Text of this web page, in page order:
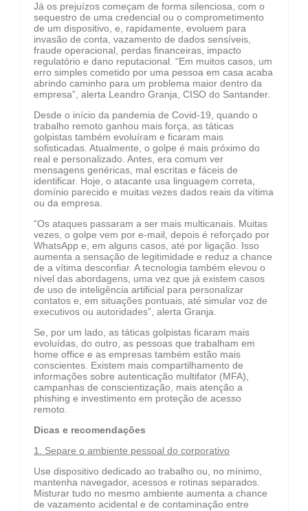
Já os prejuízos começam de forma silenciosa, com o
sequestro de uma credencial ou o comprometimento
de um dispositivo, e, rapidamente, evoluem para
invasão de conta, vazamento de dados sensíveis,
fraude operacional, perdas financeiras, impacto
regulatório e dano reputacional. “Em muitos casos, um
erro simples cometido por uma pessoa em casa acaba
abrindo caminho para um problema maior dentro da
empresa”, alerta Leandro Granja, CISO do Santander.
Desde o início da pandemia de Covid-19, quando o
trabalho remoto ganhou mais força, as táticas
golpistas também evoluíram e ficaram mais
sofisticadas. Atualmente, o golpe é mais próximo do
real e personalizado. Antes, era comum ver
mensagens genéricas, mal escritas e fáceis de
identificar. Hoje, o atacante usa linguagem correta,
domínio parecido e muitas vezes dados reais da vítima
ou da empresa.
“Os ataques passaram a ser mais multicanais. Muitas
vezes, o golpe vem por e-mail, depois é reforçado por
WhatsApp e, em alguns casos, até por ligação. Isso
aumenta a sensação de legitimidade e reduz a chance
de a vítima desconfiar. A tecnologia também elevou o
nível das abordagens, uma vez que já existem casos
de uso de inteligência artificial para personalizar
contatos e, em situações pontuais, até simular voz de
executivos ou autoridades”, alerta Granja.
Se, por um lado, as táticas golpistas ficaram mais
evoluídas, do outro, as pessoas que trabalham em
home office e as empresas também estão mais
conscientes. Existem mais compartilhamento de
informações sobre autenticação multifator (MFA),
campanhas de conscientização, mais atenção a
phishing e investimento em proteção de acesso
remoto.
Dicas e recomendações
1. Separe o ambiente pessoal do corporativo
Use dispositivo dedicado ao trabalho ou, no mínimo,
mantenha navegador, acessos e rotinas separados.
Misturar tudo no mesmo ambiente aumenta a chance
de vazamento acidental e de contaminação entre